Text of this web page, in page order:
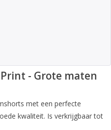
Print - Grote maten
met een perfecte
kwaliteit. Is verkrijgbaar tot